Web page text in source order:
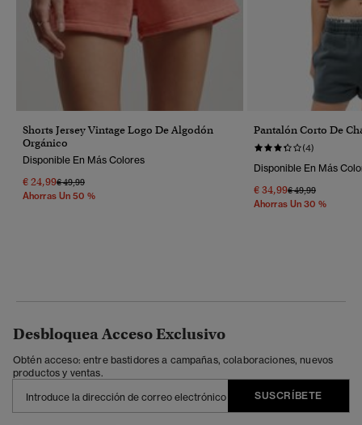
Shorts Jersey Vintage Logo De Algodón
Orgánico
Disponible En Más Colores
€ 24,99Precio Rebajado De
€ 49,99A
Ahorras Un 50 %
Pantalón Corto De
(4)
Disponible En Más
€ 34,99Precio Rebajado
€ 49,99A
Ahorras Un 30 %
Desbloquea Acceso Exclusivo
Obtén acceso: entre bastidores a campañas, colaboraciones, nuevos
productos y ventas.
SUSCRÍBETE